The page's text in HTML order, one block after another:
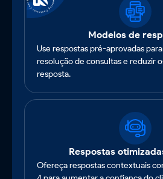
Modelos de
Use respostas pré-aprovadas
resolução de consultas e reduzir
resposta.
Respostas
Ofereça respostas contextuais